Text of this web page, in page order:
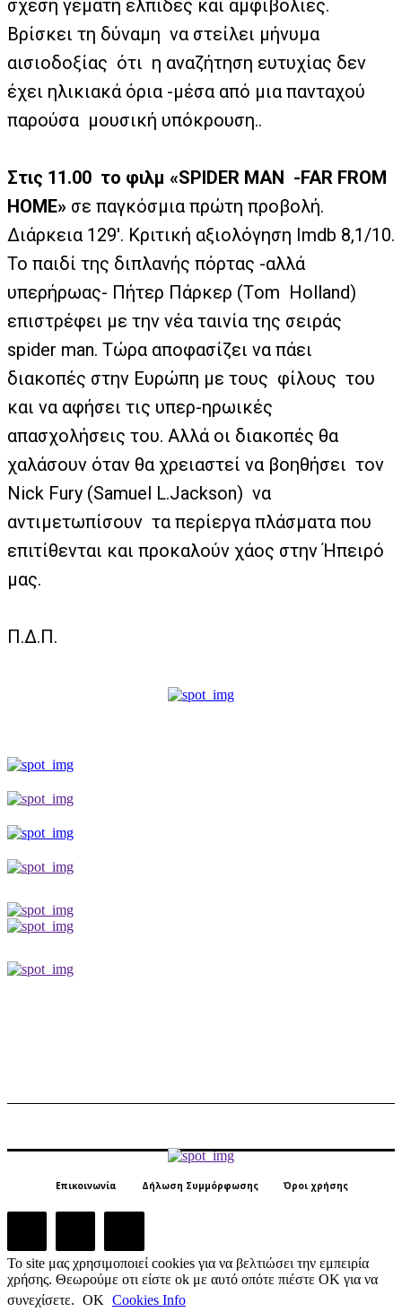
σχέση γεμάτη ελπίδες και αμφιβολίες.
Βρίσκει τη δύναμη να στείλει μήνυμα
αισιοδοξίας ότι η αναζήτηση ευτυχίας δεν
έχει ηλικιακά όρια -μέσα από μια πανταχού
παρούσα μουσική υπόκρουση..
Στις 11.00 το φιλμ «SPIDER MAN -FAR FROM
HOME» σε παγκόσμια πρώτη προβολή.
Διάρκεια 129′. Κριτική αξιολόγηση Imdb 8,1/10.
Το παιδί της διπλανής πόρτας -αλλά
υπερήρωας- Πήτερ Πάρκερ (Τom Holland)
επιστρέφει με την νέα ταινία της σειράς
spider man. Τώρα αποφασίζει να πάει
διακοπές στην Ευρώπη με τους φίλους του
και να αφήσει τις υπερ-ηρωικές
απασχολήσεις του. Αλλά οι διακοπές θα
χαλάσουν όταν θα χρειαστεί να βοηθήσει τον
Nick Fury (Samuel L.Jackson) να
αντιμετωπίσουν τα περίεργα πλάσματα που
επιτίθενται και προκαλούν χάος στην Ήπειρό
μας.
Π.Δ.Π.
Επικοινωνία Δήλωση Συμμόρφωσης Όροι χρήσης
Το site μας χρησιμοποιεί cookies για να βελτιώσει την εμπειρία
χρήσης. Θεωρούμε οτι είστε ok με αυτό οπότε πιέστε ΟΚ για να
συνεχίσετε. ΟΚ Cookies Info